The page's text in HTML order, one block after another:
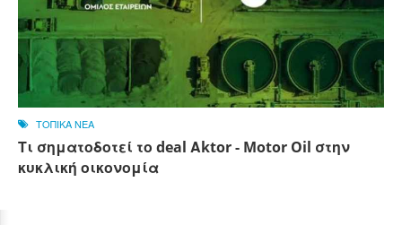
ΤΟΠΙΚΑ ΝΕΑ
Τι σηματοδοτεί το deal Αktor - Motor Oil στην
κυκλική οικονομία